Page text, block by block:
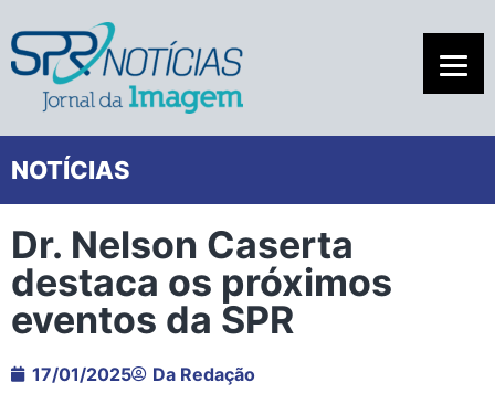
NOTÍCIAS
Dr. Nelson Caserta
destaca os próximos
eventos da SPR
17/01/2025 Da Redação